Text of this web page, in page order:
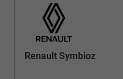
Renault Symbioz